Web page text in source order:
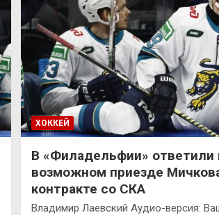
ХОККЕЙ
В «Филадельфии» ответили
возможном приезде
контракте со СКА
Владимир Лаевский Аудио-версия: